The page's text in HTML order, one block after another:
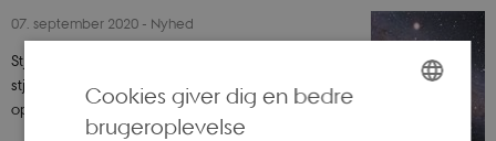
07. september 2020 - Nyhed
Stjernehimlen forandrer sig i løbet af året. Nogle
stjerner forsvinder bag horisonten, og andre dukker
op. Læs om planeter, galakser og…
Cookies giver dig en bedre
brugeroplevelse